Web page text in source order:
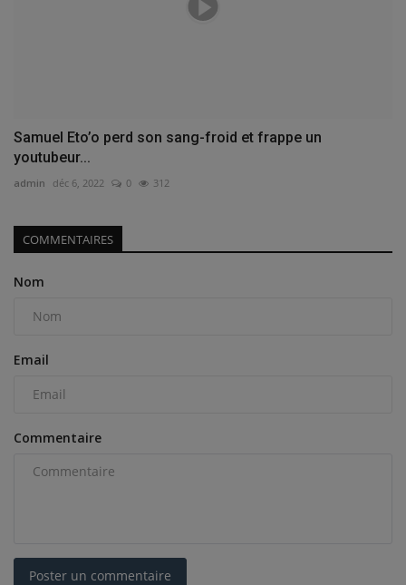
Samuel Eto’o perd son sang-froid et frappe un
youtubeur...
admin déc 6, 2022 0 312
COMMENTAIRES
Nom
Email
Commentaire
Poster un commentaire